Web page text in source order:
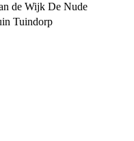
de Wijk De Nude
Tuindorp